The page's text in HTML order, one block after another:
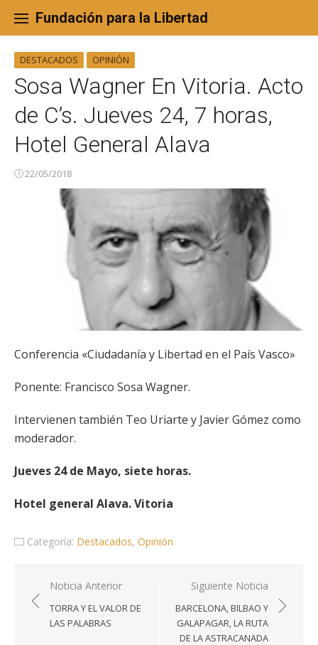
content
Fundación para la Libertad
DESTACADOS OPINIÓN
Sosa Wagner En Vitoria. Acto
de C’s. Jueves 24, 7 horas,
Hotel General Alava
22/05/2018
Conferencia «Ciudadanía y Libertad en el País Vasco»
Ponente: Francisco Sosa Wagner.
Intervienen también Teo Uriarte y Javier Gómez como
moderador.
Jueves 24 de Mayo, siete horas.
Hotel general Alava. Vitoria
Categoría: Destacados, Opinión
Navegación
de
entradas
Noticia Anterior
TORRA Y EL VALOR DE
LAS PALABRAS
Siguiente Noticia
BARCELONA, BILBAO Y
GALAPAGAR, LA RUTA
DE LA ASTRACANADA